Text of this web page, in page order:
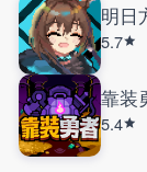
明日
5.7
靠装
5.4